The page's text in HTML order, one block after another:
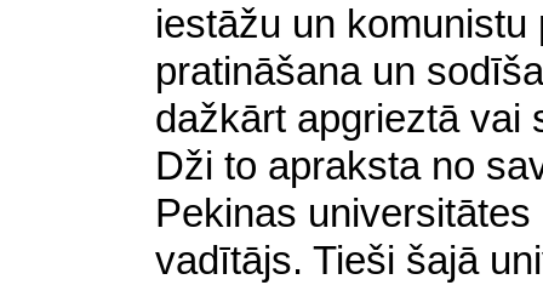
iestāžu un
pratināšana un
dažkārt apgrieztā vai
Dži to apraksta no
Pekinas
vadītājs. Tieši šajā